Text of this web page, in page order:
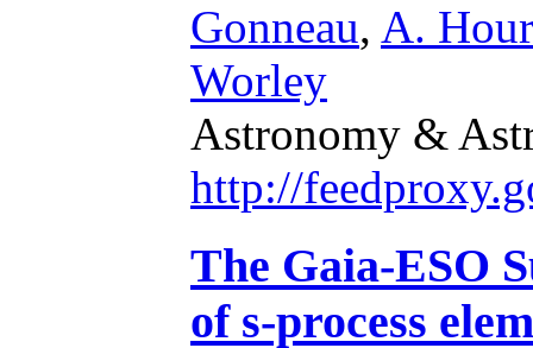
Gonneau, A.
Worley
Astronomy &
http://
The Gaia-ESO
of s-process